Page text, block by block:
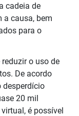
cadeia de
a causa, bem
para o
o uso de
De acordo
desperdício
20 mil
é possível